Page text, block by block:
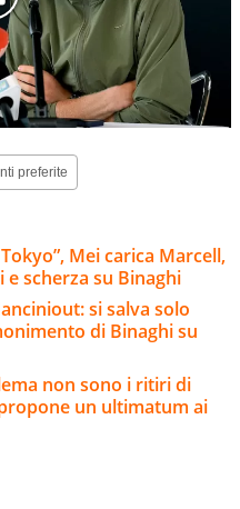
preferite
Mei carica Marcell,
e scherza su Binaghi
si salva solo
di Binaghi su
non sono i ritiri di
un ultimatum ai